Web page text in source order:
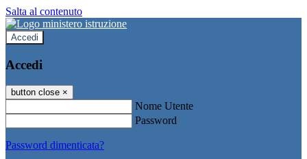
Salta al contenuto
Accedi
Accedi
button close ×
Nome Utente
Password
Password dimenticata?